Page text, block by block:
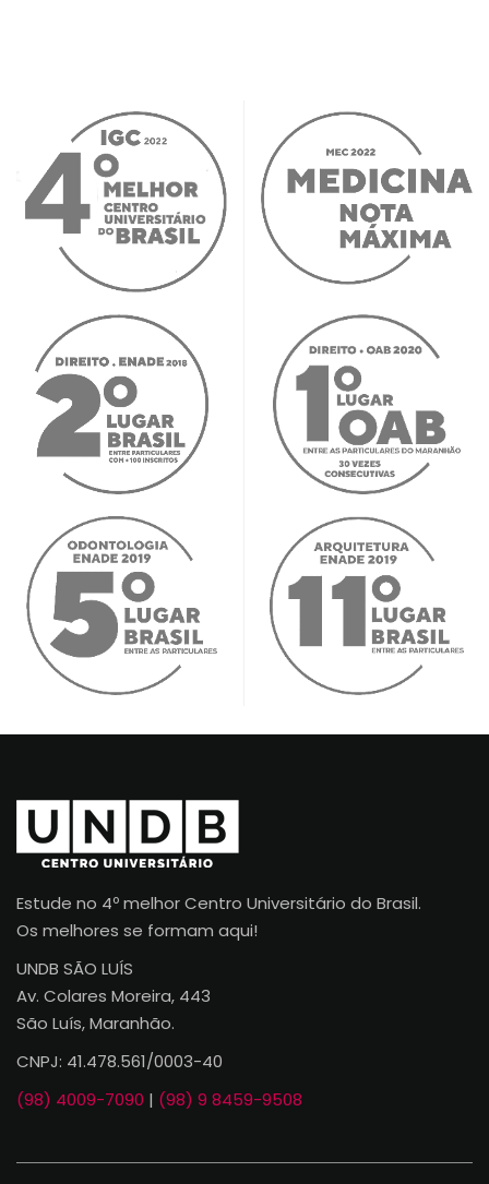
Estude no 4º melhor Centro Universitário do Brasil.
Os melhores se formam aqui!
UNDB SÃO LUÍS
Av. Colares Moreira, 443
São Luís, Maranhão.
CNPJ: 41.478.561/0003-40
(98) 4009-7090 | (98) 9 8459-9508